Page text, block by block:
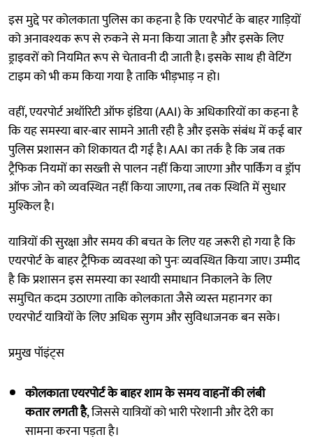
इस मुद्दे पर कोलकाता पुलिस का कहना है कि एयरपोर्ट के बाहर गाड़ियों
को अनावश्यक रूप से रुकने से मना किया जाता है और इसके लिए
ड्राइवरों को नियमित रूप से चेतावनी दी जाती है। इसके साथ ही वेटिंग
टाइम को भी कम किया गया है ताकि भीड़भाड़ न हो।
वहीं, एयरपोर्ट अथॉरिटी ऑफ इंडिया (AAI) के अधिकारियों का कहना है
कि यह समस्या बार-बार सामने आती रही है और इसके संबंध में कई बार
पुलिस प्रशासन को शिकायत दी गई है। AAI का तर्क है कि जब तक
ट्रैफिक नियमों का सख्ती से पालन नहीं किया जाएगा और पार्किंग व ड्रॉप
ऑफ जोन को व्यवस्थित नहीं किया जाएगा, तब तक स्थिति में सुधार
मुश्किल है।
यात्रियों की सुरक्षा और समय की बचत के लिए यह जरूरी हो गया है कि
एयरपोर्ट के बाहर ट्रैफिक व्यवस्था को पुनः व्यवस्थित किया जाए। उम्मीद
है कि प्रशासन इस समस्या का स्थायी समाधान निकालने के लिए
समुचित कदम उठाएगा ताकि कोलकाता जैसे व्यस्त महानगर का
एयरपोर्ट यात्रियों के लिए अधिक सुगम और सुविधाजनक बन सके।
प्रमुख पॉइंट्स
कोलकाता एयरपोर्ट के बाहर शाम के समय वाहनों की लंबी
कतार लगती है, जिससे यात्रियों को भारी परेशानी और देरी का
सामना करना पड़ता है।